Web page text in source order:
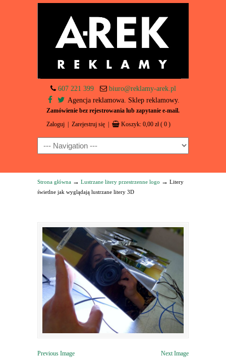
607 221 399
biuro@reklamy-arek.pl
Agencja reklamowa. Sklep reklamowy.
Zamówienie bez rejestrowania lub zapytanie e-mail.
Zaloguj Zarejestruj się Koszyk: 0,00 zł ( 0 )
Navigation
Strona główna → Lustrzane litery przestrzenne logo → Litery
świetlne jak wyglądają lustrzane litery 3D
Previous Image Next Image